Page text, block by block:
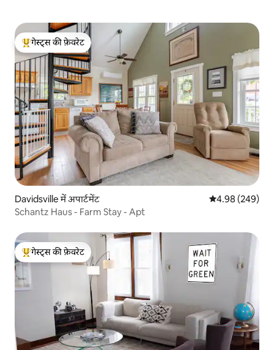
गेस्ट्स का टॉप फ़ेवरेट
गेस्ट्स की फ़ेवरेट
Davidsville में अपार्टमेंट औसत रेटिंग 5 में से
4.98 (249)
Schantz Haus - Farm Stay - Apt
गेस्ट्स का टॉप फ़ेवरेट
गेस्ट्स की फ़ेवरेट